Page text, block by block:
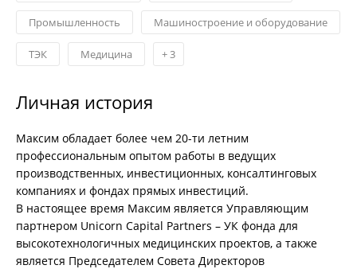
Промышленность Машиностроение и оборудование
ТЭК Медицина +3
Личная история
Максим обладает более чем 20-ти летним
профессиональным опытом работы в ведущих
производственных, инвестиционных, консалтинговых
компаниях и фондах прямых инвестиций.
В настоящее время Максим является Управляющим
партнером Unicorn Capital Partners – УК фонда для
высокотехнологичных медицинских проектов, а также
является Председателем Совета Директоров